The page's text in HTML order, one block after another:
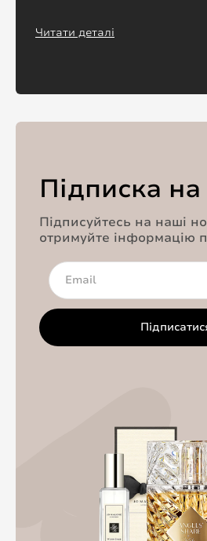
Читати деталі
Підписка
Підписуйтесь на наші
отримуйте інформацію